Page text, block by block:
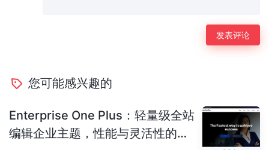
您可能感兴趣的
Enterprise One Plus：轻量级全站
编辑企业主题，性能与灵活性的完